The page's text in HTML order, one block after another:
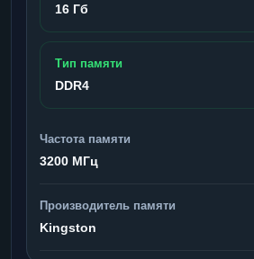
16 Гб
Тип памяти
DDR4
Частота памяти
3200 МГц
Производитель памяти
Kingston